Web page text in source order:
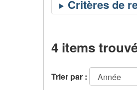
4 items
Trier par :